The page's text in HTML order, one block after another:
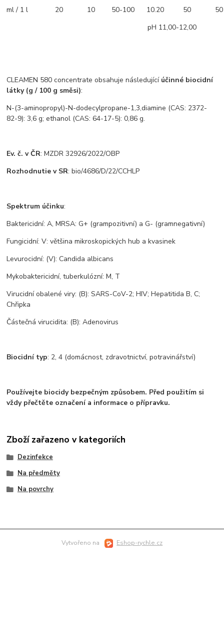
ml / 1 l 20 10 50-100 10.20 50
50
pH 11,00-12,00​
CLEAMEN 580 concentrate obsahuje následující účinné biocidní
látky (g / 100 g směsi):
N-(3-aminopropyl)-N-dodecylpropane-1,3,diamine (CAS: 2372-
82-9): 3,6 g; ethanol (CAS: 64-17-5): 0,86 g.
Ev. č. v ČR: MZDR 32926/2022/OBP
Rozhodnutie v SR: bio/4686/D/22/CCHLP
Spektrum účinku:
Baktericidní: A, MRSA: G+ (grampozitivní) a G- (gramnegativní)
Fungicidní: V: většina mikroskopických hub a kvasinek
Levurocidní: (V): Candida albicans
Mykobaktericidní, tuberkulózní: M, T
Virucidní obalené viry: (B): SARS-CoV-2; HIV; Hepatitida B, C;
Chřipka
Částečná virucidita: (B): Adenovirus
Biocidní typ: 2, 4 (domácnost, zdravotnictví, potravinářství)
Používejte biocidy bezpečným způsobem. Před použitím si
vždy přečtěte označení a informace o přípravku.
Zboží zařazeno v kategoriích
Dezinfekce
Na předměty
Na povrchy
Vytvořeno na Eshop-rychle.cz